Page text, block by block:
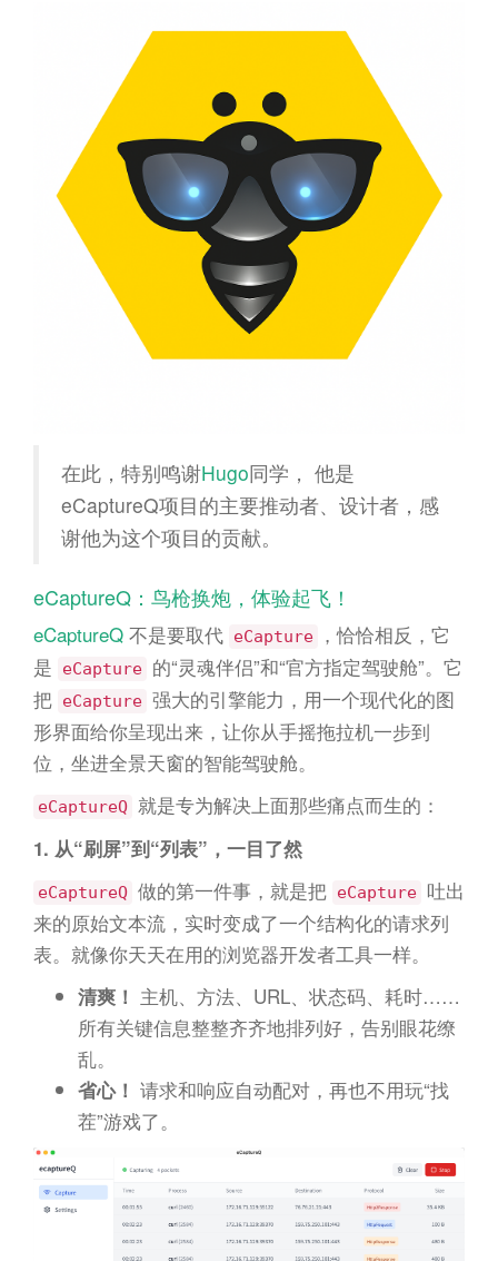
在此，特别鸣谢Hugo同学， 他是
eCaptureQ项目的主要推动者、设计者，感
谢他为这个项目的贡献。
eCaptureQ：鸟枪换炮，体验起飞！
eCaptureQ 不是要取代 eCapture
，恰恰相反，它
是
eCapture 的“灵魂伴侣”和“官方指定驾驶舱”。它
把 eCapture 强大的引擎能力，用一个现代化的图
形界面给你呈现出来，让你从手摇拖拉机一步到
位，坐进全景天窗的智能驾驶舱。
eCaptureQ 就是专为解决上面那些痛点而生的：
1. 从“刷屏”到“列表”，一目了然
eCaptureQ 做的第一件事，就是把 eCapture 吐出
来的原始文本流，实时变成了一个结构化的请求列
表。就像你天天在用的浏览器开发者工具一样。
清爽！ 主机、方法、URL、状态码、耗时……
所有关键信息整整齐齐地排列好，告别眼花缭
乱。
省心！ 请求和响应自动配对，再也不用玩“找
茬”游戏了。